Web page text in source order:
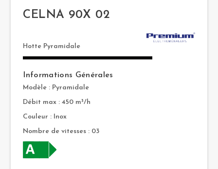
CELNA 90X 02
Hotte Pyramidale
Informations Générales
Modèle : Pyramidale
Débit max : 450 m³/h
Couleur : Inox
Nombre de vitesses : 03